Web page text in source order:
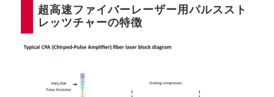
超高速ファイバーレーザー用パルススト
レッツチャーの特徴